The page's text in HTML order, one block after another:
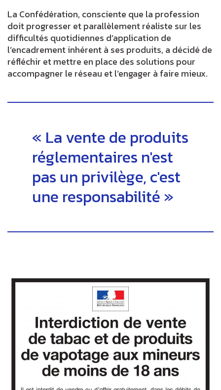
La Confédération, consciente que la profession
doit progresser et parallèlement réaliste sur les
difficultés quotidiennes d’application de
l’encadrement inhérent à ses produits, a décidé de
réfléchir et mettre en place des solutions pour
accompagner le réseau et l’engager à faire mieux.
La vente de produits
réglementaires n'est
pas un privilège, c'est
une responsabilité